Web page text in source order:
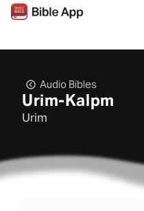
Audio Bibles
Urim-Kalpm
Urim